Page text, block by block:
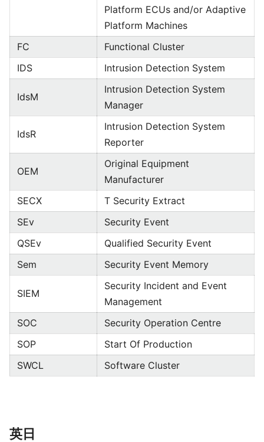
Platform ECUs and/or Adaptive
Platform Machines
FC
Functional Cluster
IDS
Intrusion Detection System
IdsM
Intrusion Detection System
Manager
IdsR
Intrusion Detection System
Reporter
OEM
Original Equipment
Manufacturer
SECX
T Security Extract
SEv
Security Event
QSEv
Qualified Security Event
Sem
Security Event Memory
SIEM
Security Incident and Event
Management
SOC
Security Operation Centre
SOP
Start Of Production
SWCL
Software Cluster
英日